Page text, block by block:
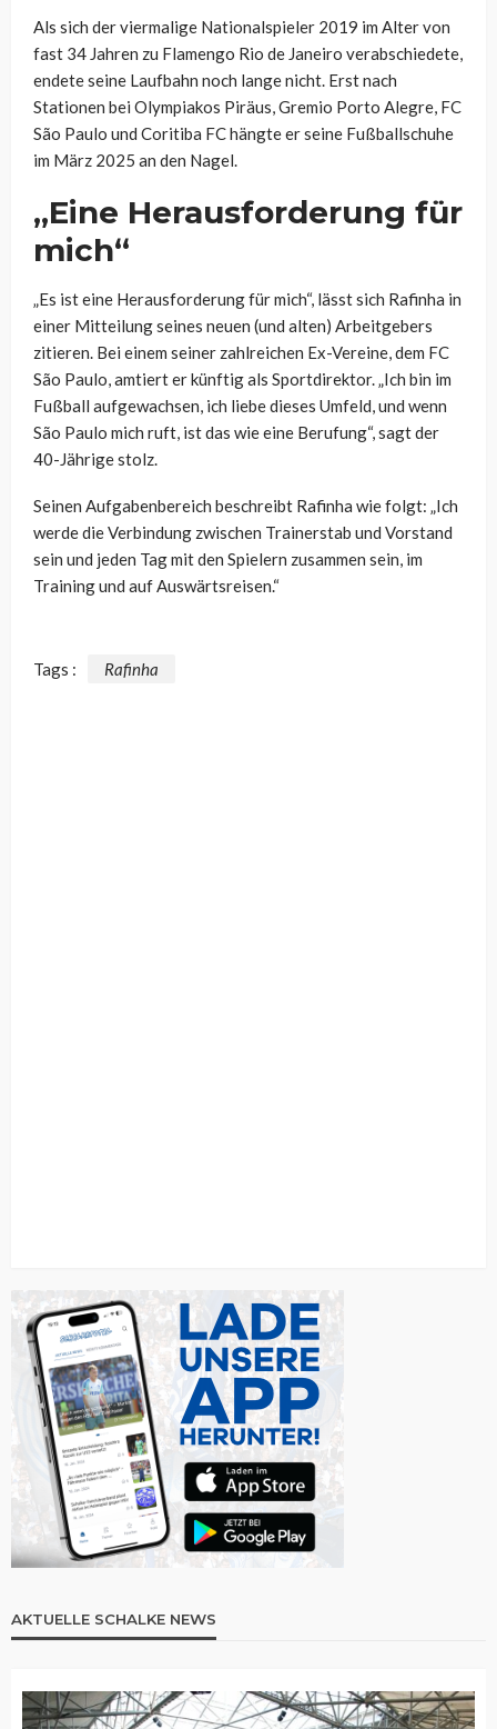
Als sich der viermalige Nationalspieler 2019 im Alter von
fast 34 Jahren zu Flamengo Rio de Janeiro verabschiedete,
endete seine Laufbahn noch lange nicht. Erst nach
Stationen bei Olympiakos Piräus, Gremio Porto Alegre, FC
São Paulo und Coritiba FC hängte er seine Fußballschuhe
im März 2025 an den Nagel.
„Eine Herausforderung für
mich“
„Es ist eine Herausforderung für mich“, lässt sich Rafinha in
einer Mitteilung seines neuen (und alten) Arbeitgebers
zitieren. Bei einem seiner zahlreichen Ex-Vereine, dem FC
São Paulo, amtiert er künftig als Sportdirektor. „Ich bin im
Fußball aufgewachsen, ich liebe dieses Umfeld, und wenn
São Paulo mich ruft, ist das wie eine Berufung“, sagt der
40-Jährige stolz.
Seinen Aufgabenbereich beschreibt Rafinha wie folgt: „Ich
werde die Verbindung zwischen Trainerstab und Vorstand
sein und jeden Tag mit den Spielern zusammen sein, im
Training und auf Auswärtsreisen.“
Tags : Rafinha
AKTUELLE SCHALKE NEWS